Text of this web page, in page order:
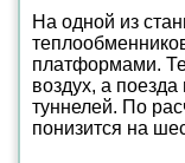
На одной из
платформами.
воздух, а
туннелей. По
понизится на